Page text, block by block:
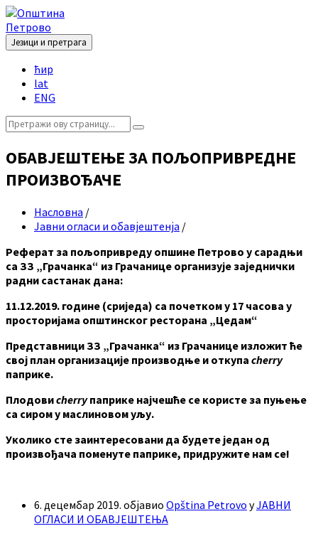
Skip
to
content
Skip
to
left
sidebar
Skip
to
right
sidebar
Skip
to
footer
Језици и претрага
Choose
language:
ћир
lat
ENG
Search:
ОБАВЈЕШТЕЊЕ ЗА ПОЉОПРИВРЕДНЕ
ПРОИЗВОЂАЧЕ
Насловна /
Јавни огласи и обавјештенја /
Реферат за пољопривреду опшине Петрово у сарадњи
са ЗЗ „Грачанка“ из Грачанице организује заједнички
радни састанак дана:
11.12.2019. године (сриједа) са почетком у 17 часова у
просторијама општинског ресторана „Цедам“
Представници ЗЗ „Грачанка“ из Грачанице изложит ће
свој план организације производње и откупа cherry
паприке.
Плодовиcherryпаприке најчешће се користе за пуњење
са сиром у маслиновом уљу.
Уколико сте заинтересовани да будете један од
произвођача поменуте паприке, придружите нам се!
6. децембар 2019. објавио Opština Petrovo уЈАВНИ
ОГЛАСИ И ОБАВЈЕШТЕЊА